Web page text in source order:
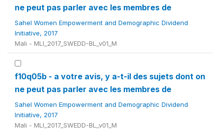
ne peut pas parler avec les membres de
Sahel Women Empowerment and Demographic Dividend
Initiative, 2017
Mali - MLI_2017_SWEDD-BL_v01_M
f10q05b - a votre avis, y a-t-il des sujets dont on
ne peut pas parler avec les membres de
Sahel Women Empowerment and Demographic Dividend
Initiative, 2017
Mali - MLI_2017_SWEDD-BL_v01_M